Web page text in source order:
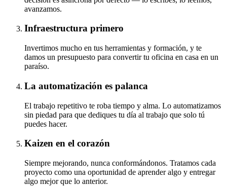
avanzamos.
Infraestructura primero
Invertimos mucho en tus herramientas y formación, y te
damos un presupuesto para convertir tu oficina en casa en un
paraíso.
La automatización es palanca
El trabajo repetitivo te roba tiempo y alma. Lo automatizamos
sin piedad para que dediques tu día al trabajo que solo tú
puedes hacer.
Kaizen en el corazón
Siempre mejorando, nunca conformándonos. Tratamos cada
proyecto como una oportunidad de aprender algo y entregar
algo mejor que lo anterior.